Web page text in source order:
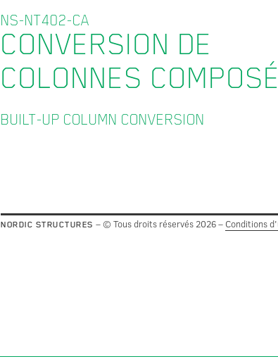
NS-NT402-CA
CONVERSION DE
COLONNES
BUILT-UP COLUMN CONVERSION
NORDIC STRUCTURES – © Tous droits réservés 2026 – Conditions